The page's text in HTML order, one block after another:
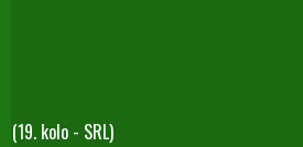
(19. kolo - SRL)